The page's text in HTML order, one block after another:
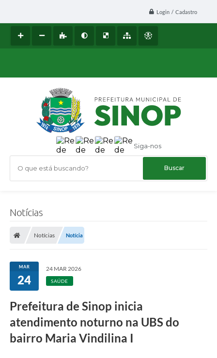
Login / Cadastro
Siga-nos
O que está buscando?
Notícias
Notícias Notícia
MAR
24
24 MAR 2026
SAÚDE
Prefeitura de Sinop inicia
atendimento noturno na UBS do
bairro Maria Vindilina I
A
s
s